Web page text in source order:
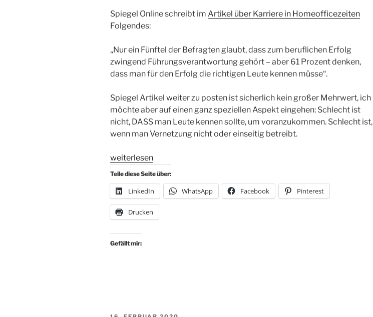
Spiegel Online schreibt im Artikel über Karriere in Homeofficezeiten
Folgendes:
„Nur ein Fünftel der Befragten glaubt, dass zum beruflichen Erfolg
zwingend Führungsverantwortung gehört – aber 61 Prozent denken,
dass man für den Erfolg die richtigen Leute kennen müsse“.
Spiegel Artikel weiter zu posten ist sicherlich kein großer Mehrwert, ich
möchte aber auf einen ganz speziellen Aspekt eingehen: Schlecht ist
nicht, DASS man Leute kennen sollte, um voranzukommen. Schlecht ist,
wenn man Vernetzung nicht oder einseitig betreibt.
„Vernetzung
Führungsaufgabe“
weiterlesen
Teile diese Seite über:
LinkedIn WhatsApp Facebook Pinterest
Drucken
Gefällt mir: